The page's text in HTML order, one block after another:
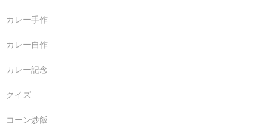
カレー手作
カレー自作
カレー記念
クイズ
コーン炒飯